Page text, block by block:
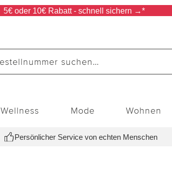
5€ oder 10€ Rabatt - schnell sichern →*
Wellness Mode Wohnen
Persönlicher Service von echten Menschen